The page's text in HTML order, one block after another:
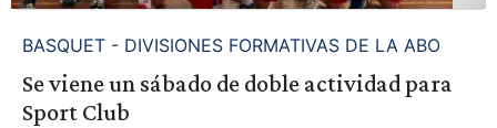
BASQUET - DIVISIONES FORMATIVAS DE LA ABO
Se viene un sábado de doble actividad para
Sport Club